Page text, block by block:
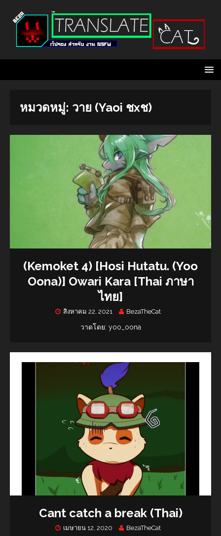
หมวดหมู่: วาย (Yaoi ชxช)
(Kemoket 4) [Hosi Hutatu. (Yoo
Oona)] Owari Kara [Thai ภาษา
ไทย]
สิงหาคม 22, 2021 BezaTheCat
วาดโดย: yoo_oona
Cant catch a break (Thai)
เมษายน 12, 2020 BezaTheCat